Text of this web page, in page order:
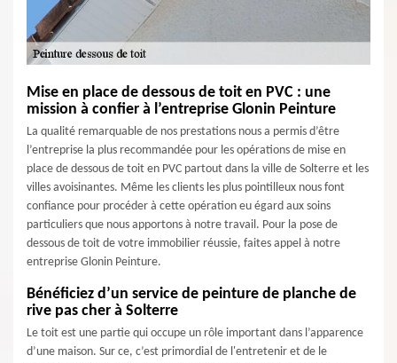
Mise en place de dessous de toit en PVC : une
mission à confier à l’entreprise Glonin Peinture
La qualité remarquable de nos prestations nous a permis d’être
l’entreprise la plus recommandée pour les opérations de mise en
place de dessous de toit en PVC partout dans la ville de Solterre et les
villes avoisinantes. Même les clients les plus pointilleux nous font
confiance pour procéder à cette opération eu égard aux soins
particuliers que nous apportons à notre travail. Pour la pose de
dessous de toit de votre immobilier réussie, faites appel à notre
entreprise Glonin Peinture.
Bénéficiez d’un service de peinture de planche de
rive pas cher à Solterre
Le toit est une partie qui occupe un rôle important dans l’apparence
d’une maison. Sur ce, c’est primordial de l'entretenir et de le